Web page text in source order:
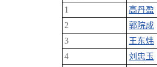
1
高丹盈
2
郭院成
3
王东炜
4
刘忠玉